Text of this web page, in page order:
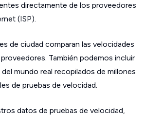
directamente de los proveedores
(ISP).
de ciudad comparan las velocidades
También podemos incluir
del mundo real recopilados de millones
de pruebas de velocidad.
datos de pruebas de velocidad,